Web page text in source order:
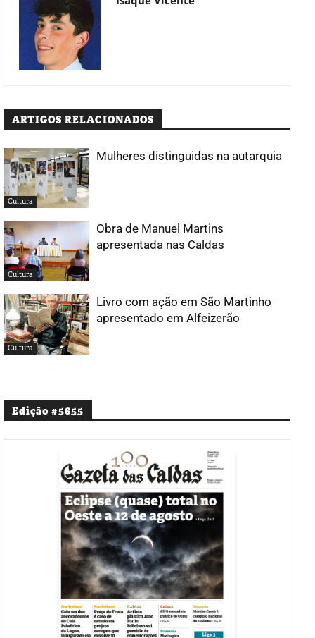
ARTIGOS RELACIONADOS
Cultura
Mulheres distinguidas na autarquia
Cultura
Obra de Manuel Martins
apresentada nas Caldas
Cultura
Livro com ação em São Martinho
apresentado em Alfeizerão
Edição #5655